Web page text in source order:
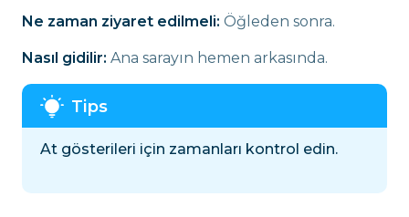
Ne zaman ziyaret edilmeli: Öğleden sonra.
Nasıl gidilir: Ana sarayın hemen arkasında.
At gösterileri için zamanları kontrol edin.